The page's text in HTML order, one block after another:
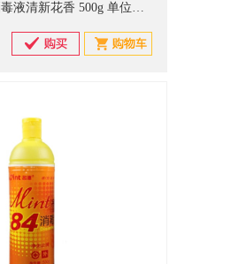
威猛先生 84消毒液清新花香 500g 单位：瓶